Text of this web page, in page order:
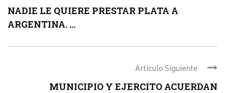
NADIE LE QUIERE PRESTAR PLATA A
ARGENTINA. ...
Articulo Siguiente
MUNICIPIO Y EJERCITO ACUERDAN